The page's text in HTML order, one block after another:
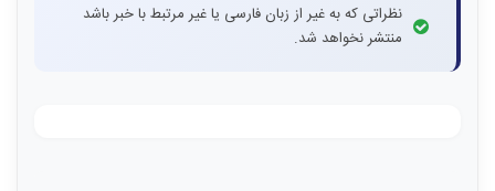
نظراتی که به غیر از زبان فارسی یا غیر مرتبط با خبر باشد
منتشر نخواهد شد.